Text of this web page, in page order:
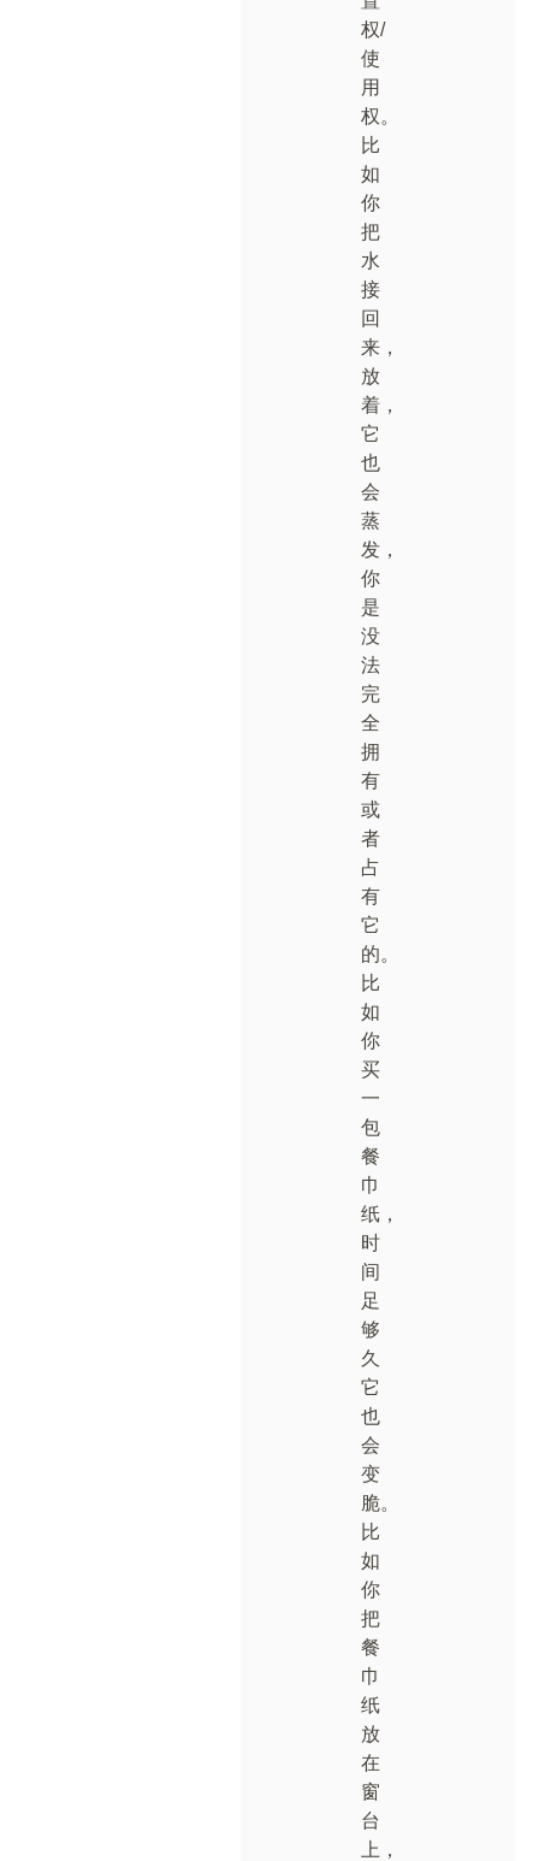
权/
使
用
权。
比
如
你
把
水
接
回
来，
放
着，
它
也
会
蒸
发，
你
是
没
法
完
全
拥
有
或
者
占
有
它
的。
比
如
你
买
一
包
餐
巾
纸，
时
间
足
够
久
它
也
会
变
脆。
比
如
你
把
餐
巾
纸
放
在
窗
台
上，